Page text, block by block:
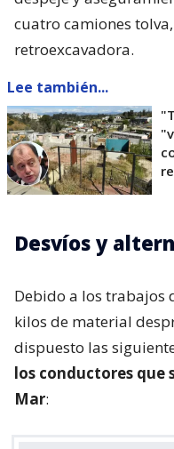
cuatro camiones
retroexcavadora.
Lee también...
Desvíos y
Debido a los trabajos
kilos de material
dispuesto las
los conductores que
Mar: